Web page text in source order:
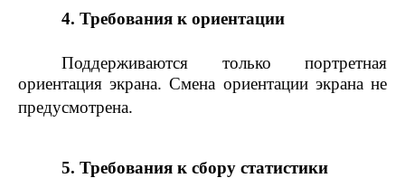
4. Требования к ориентации
Поддерживаются только портретная
ориентация экрана. Смена ориентации экрана не
предусмотрена.
5. Требования к сбору статистики